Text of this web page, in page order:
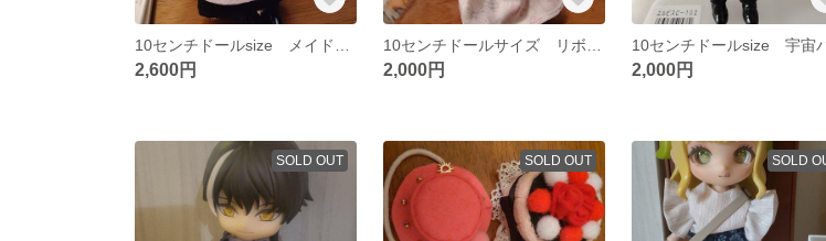
2,600円 2,000円 2,000円
SOLD OUT SOLD OUT SOLD